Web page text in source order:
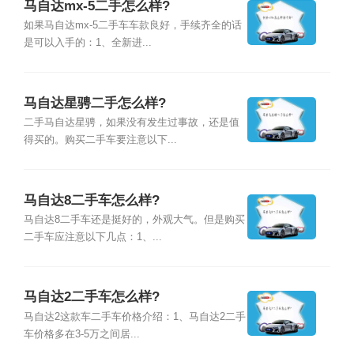
马自达mx-5二手怎么样?
如果马自达mx-5二手车车款良好，手续齐全的话
是可以入手的：1、全新进...
马自达星骋二手怎么样?
二手马自达星骋，如果没有发生过事故，还是值
得买的。购买二手车要注意以下...
马自达8二手车怎么样?
马自达8二手车还是挺好的，外观大气。但是购买
二手车应注意以下几点：1、...
马自达2二手车怎么样?
马自达2这款车二手车价格介绍：1、马自达2二手
车价格多在3-5万之间居...